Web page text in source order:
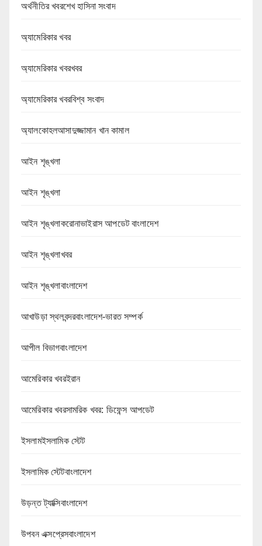
অর্থনীতির খবরশেখ হাসিনা সংবাদ
অ্যামেরিকার খবর
অ্যামেরিকার খবরখবর
অ্যামেরিকার খবরবিশ্ব সংবাদ
অ্যালকোহলআসাদুজ্জামান খান কামাল
আইন শৃঙ্খলা
আইন শৃঙ্খলা
আইন শৃঙ্খলাকরোনাভাইরাস আপডেট বাংলাদেশ
আইন শৃঙ্খলাখবর
আইন শৃঙ্খলাবাংলাদেশ
আখাউড়া স্থলবন্দরবাংলাদেশ-ভারত সম্পর্ক
আপীল বিভাগবাংলাদেশ
আমেরিকার খবরইরান
আমেরিকার খবরসামরিক খবর: ডিফেন্স আপডেট
ইসলামইসলামিক স্টেট
ইসলামিক স্টেটবাংলাদেশ
উড়ন্ত ট্যাক্সিবাংলাদেশ
উপবন এক্সপ্রেসবাংলাদেশ